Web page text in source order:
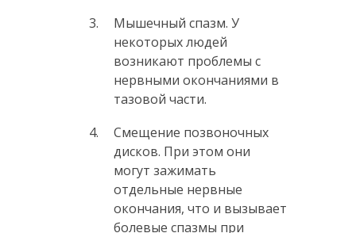
Мышечный спазм. У
некоторых людей
возникают проблемы с
нервными окончаниями в
тазовой части.
Смещение позвоночных
дисков. При этом они
могут зажимать
отдельные нервные
окончания, что и вызывает
болевые спазмы при